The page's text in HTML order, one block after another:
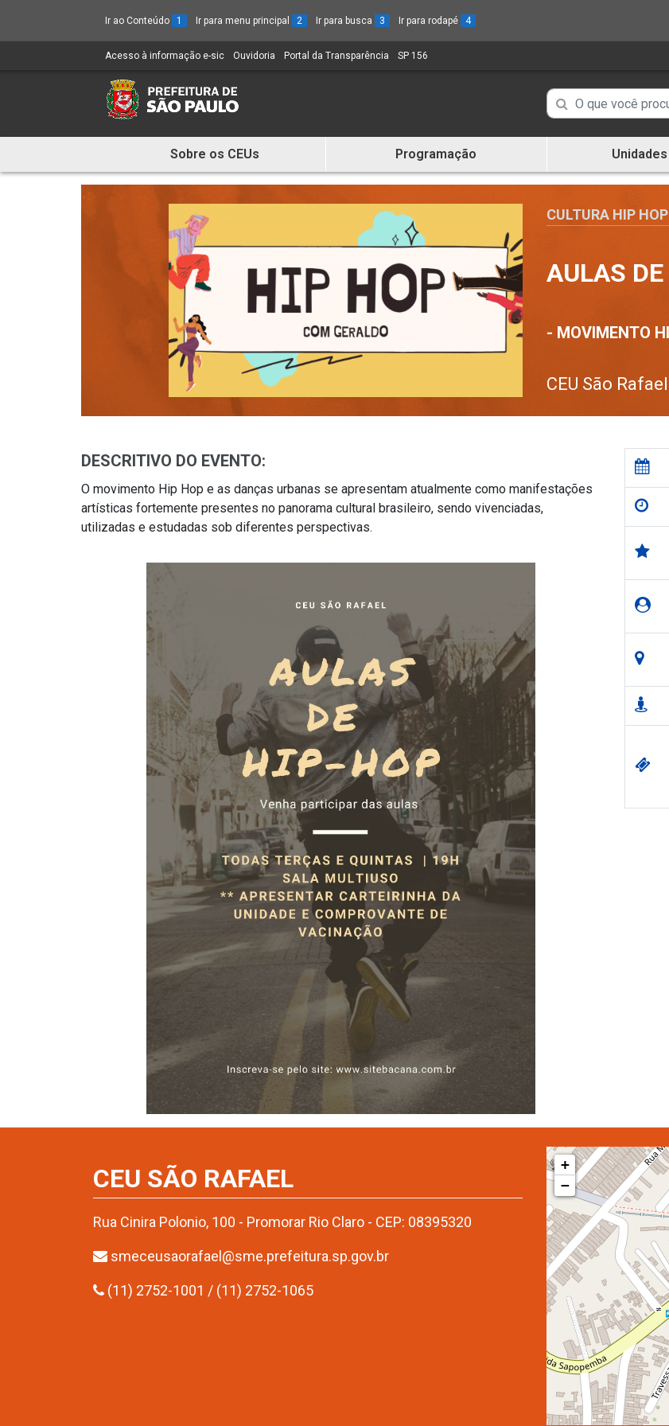
Ir ao Conteúdo 1 Ir para menu principal 2 Ir para busca 3 Ir para rodapé 4
Acesso à informação e-sic (Link
um
novo
Ouvidoria (Link
Portal da Transparência (Link
SP 156
Campo
de
de
informações
Campo
de
Busca
informações
e
Sobre os CEUs Programação Unidades
CULTURA HIP HOP
AULAS
- MOVIMENTO
CEU São Rafael
DESCRITIVO DO EVENTO:
O movimento Hip Hop e as danças urbanas se apresentam atualmente como manifestações
artísticas fortemente presentes no panorama cultural brasileiro, sendo vivenciadas,
utilizadas e estudadas sob diferentes perspectivas.
CEU SÃO RAFAEL
Rua Cinira Polonio, 100 - Promorar Rio Claro - CEP: 08395320
smeceusaorafael@sme.prefeitura.sp.gov.br
(11) 2752-1001 / (11) 2752-1065
+
−